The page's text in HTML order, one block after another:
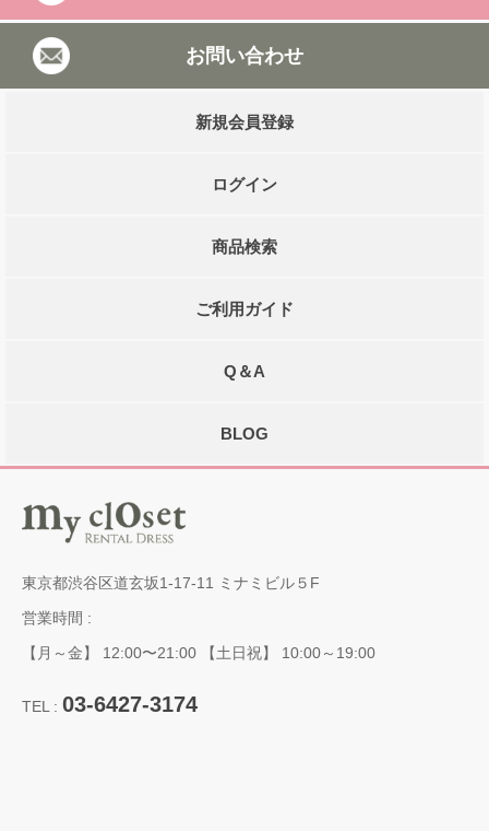
お問い合わせ
新規会員登録
ログイン
商品検索
ご利用ガイド
Q＆A
BLOG
東京都渋谷区道玄坂1-17-11 ミナミビル５F
営業時間 :
【月～金】 12:00〜21:00 【土日祝】 10:00～19:00
TEL : 03-6427-3174